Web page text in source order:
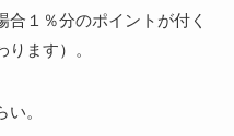
合１％分のポイントが付く
ます）。
。